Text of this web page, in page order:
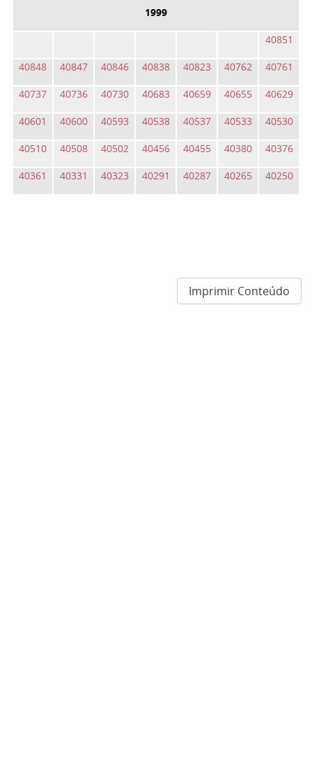
1999
40851
40848 40847 40846 40838 40823 40762 40761
40737 40736 40730 40683 40659 40655 40629
40601 40600 40593 40538 40537 40533 40530
40510 40508 40502 40456 40455 40380 40376
40361 40331 40323 40291 40287 40265 40250
Imprimir Conteúdo